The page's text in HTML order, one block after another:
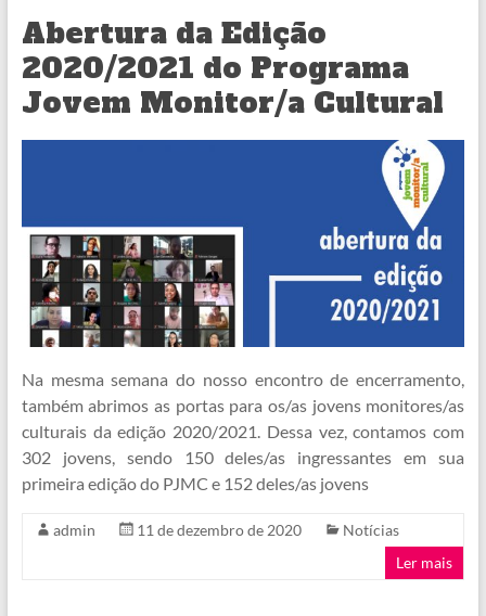
Abertura da Edição
2020/2021 do Programa
Jovem Monitor/a Cultural
Na mesma semana do nosso encontro de encerramento,
também abrimos as portas para os/as jovens monitores/as
culturais da edição 2020/2021. Dessa vez, contamos com
302 jovens, sendo 150 deles/as ingressantes em sua
primeira edição do PJMC e 152 deles/as jovens
admin 11 de dezembro de 2020
Notícias
Ler mais